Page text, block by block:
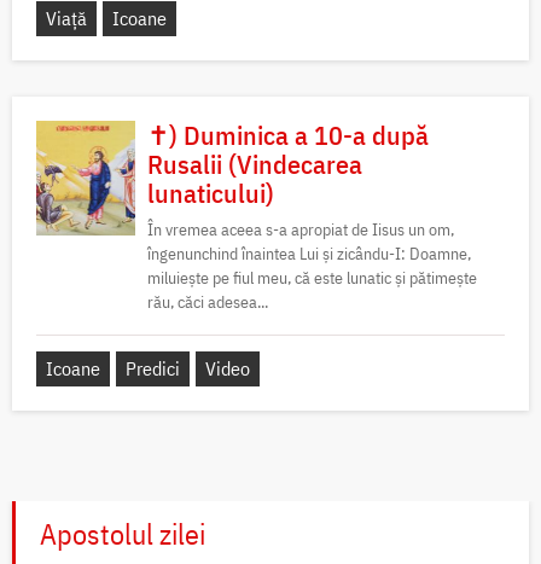
Viață Icoane
✝) Duminica a 10-a după
Rusalii (Vindecarea
lunaticului)
În vremea aceea s-a apropiat de Iisus un om,
îngenunchind înaintea Lui și zicându-I: Doamne,
miluiește pe fiul meu, că este lunatic și pătimește
rău, căci adesea...
Icoane Predici Video
Apostolul zilei